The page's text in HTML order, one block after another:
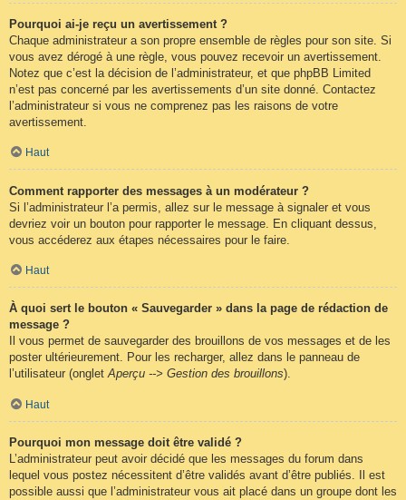
Pourquoi ai-je reçu un avertissement ?
Chaque administrateur a son propre ensemble de règles pour son site. Si
vous avez dérogé à une règle, vous pouvez recevoir un avertissement.
Notez que c’est la décision de l’administrateur, et que phpBB Limited
n’est pas concerné par les avertissements d’un site donné. Contactez
l’administrateur si vous ne comprenez pas les raisons de votre
avertissement.
Haut
Comment rapporter des messages à un modérateur ?
Si l’administrateur l’a permis, allez sur le message à signaler et vous
devriez voir un bouton pour rapporter le message. En cliquant dessus,
vous accéderez aux étapes nécessaires pour le faire.
Haut
À quoi sert le bouton « Sauvegarder » dans la page de rédaction de
message ?
Il vous permet de sauvegarder des brouillons de vos messages et de les
poster ultérieurement. Pour les recharger, allez dans le panneau de
l’utilisateur (ongletAperçu --> Gestion des brouillons).
Haut
Pourquoi mon message doit être validé ?
L’administrateur peut avoir décidé que les messages du forum dans
lequel vous postez nécessitent d’être validés avant d’être publiés. Il est
possible aussi que l’administrateur vous ait placé dans un groupe dont les